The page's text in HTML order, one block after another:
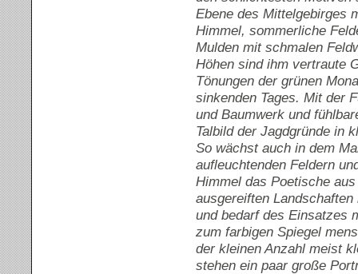
Ebene des Mittelgebirges
Himmel, sommerliche
Mulden mit schmalen
Höhen sind ihm vertraute
Tönungen der grünen
sinkenden Tages. Mit der
und Baumwerk und
Talbild der Jagdgründe in
So wächst auch in dem
aufleuchtenden Feldern
Himmel das Poetische
ausgereiften
und bedarf des Einsatzes
zum farbigen Spiegel
der kleinen Anzahl meist
stehen ein paar große